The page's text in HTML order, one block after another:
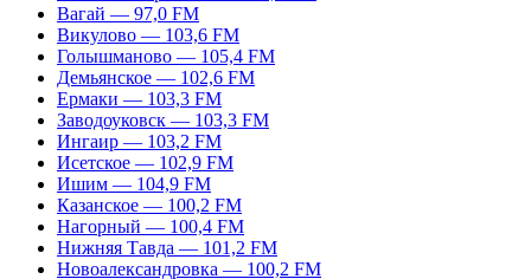
Вагай — 97,0 FM
Викулово — 103,6 FM
Голышманово — 105,4 FM
Демьянское — 102,6 FM
Ермаки — 103,3 FM
Заводоуковск — 103,3 FM
Ингаир — 103,2 FM
Исетское — 102,9 FM
Ишим — 104,9 FM
Казанское — 100,2 FM
Нагорный — 100,4 FM
Нижняя Тавда — 101,2 FM
Новоалександровка — 100,2 FM